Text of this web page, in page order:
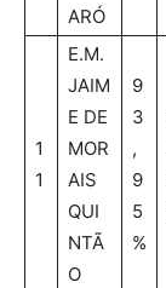
ARÓ
1
1
E.M.
JAIM
E DE
MOR
AIS
QUI
NTÃ
O
9
3
,
9
5
%